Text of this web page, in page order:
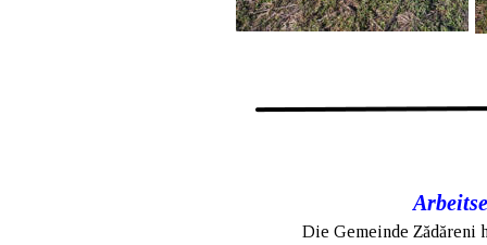
Die Gemeinde Zădăreni